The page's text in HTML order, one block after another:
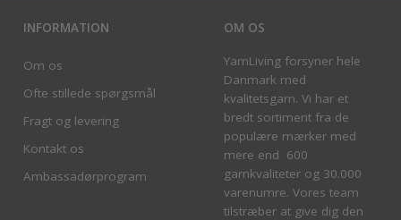
INFORMATION
Om os
Ofte stillede spørgsmål
Fragt og levering
Kontakt os
Ambassadørprogram
OM OS
YarnLiving forsyner hele
Danmark med
kvalitetsgarn. Vi har et
bredt sortiment fra de
populære mærker med
mere end 600
garnkvaliteter og 30.000
varenumre. Vores team
tilstræber at give dig den